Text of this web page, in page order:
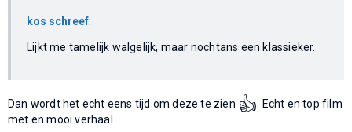
kos schreef:
Lijkt me tamelijk walgelijk, maar nochtans een klassieker.
Dan wordt het echt eens tijd om deze te zien 👍 . Echt en top film
met en mooi verhaal